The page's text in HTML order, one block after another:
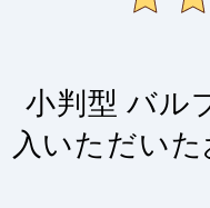
小判型 バル
入いただい